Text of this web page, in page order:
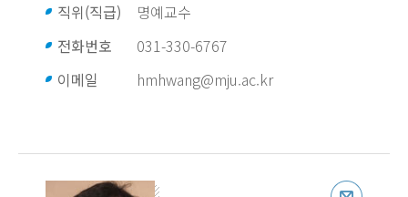
직위(직급)
명예교수
전화번호
031-330-6767
이메일
hmhwang@mju.ac.kr